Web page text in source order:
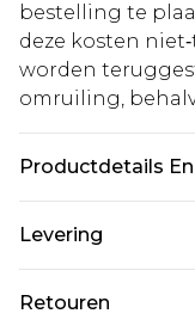
bestelling te
deze kosten
worden
omruiling,
Productdetails
gebruikte
Levering
Retouren